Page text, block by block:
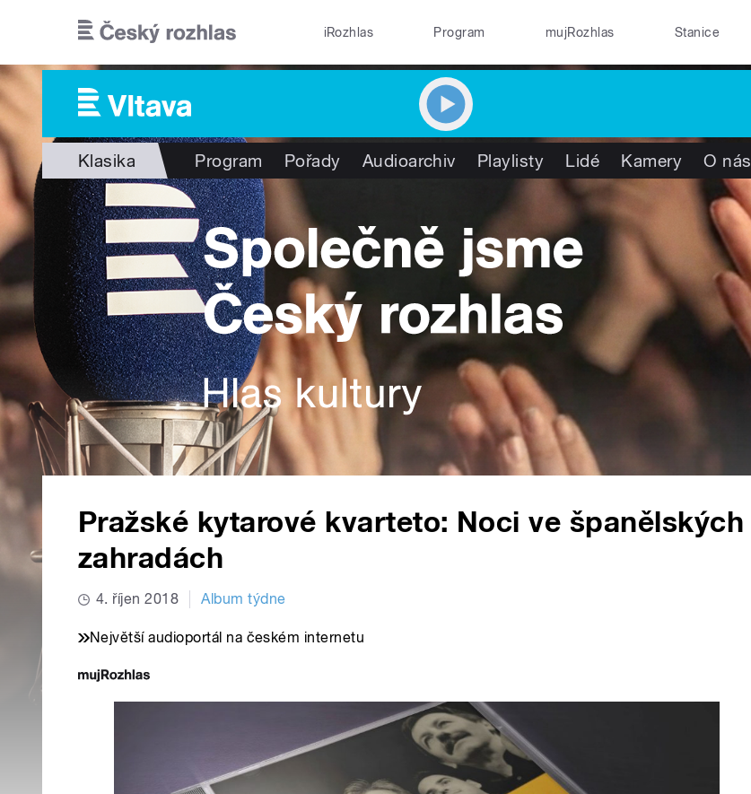
iRozhlas Program mujRozhlas Stanice
Klasika Program Pořady Audioarchiv Playlisty Lidé Kamery O nás
Pražské kytarové kvarteto: Noci ve španělských
zahradách
4. říjen 2018 Album týdne
Největší audioportál na českém internetu